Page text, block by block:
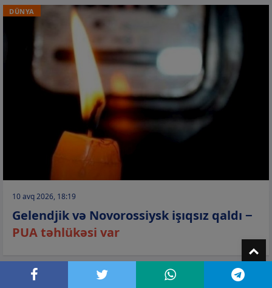
DÜNYA
10 avq 2026, 18:19
Gelendjik və Novorossiysk işıqsız qaldı −
PUA təhlükəsi var